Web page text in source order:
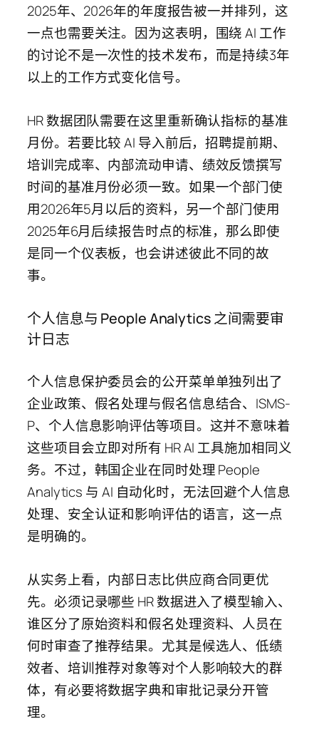
2025年、2026年的年度报告被一并排列，这
一点也需要关注。因为这表明，围绕 AI 工作
的讨论不是一次性的技术发布，而是持续3年
以上的工作方式变化信号。
HR 数据团队需要在这里重新确认指标的基准
月份。若要比较 AI 导入前后，招聘提前期、
培训完成率、内部流动申请、绩效反馈撰写
时间的基准月份必须一致。如果一个部门使
用2026年5月以后的资料，另一个部门使用
2025年6月后续报告时点的标准，那么即使
是同一个仪表板，也会讲述彼此不同的故
事。
个人信息与 People Analytics 之间需要审
计日志
个人信息保护委员会的公开菜单单独列出了
企业政策、假名处理与假名信息结合、ISMS-
P、个人信息影响评估等项目。这并不意味着
这些项目会立即对所有 HR AI 工具施加相同义
务。不过，韩国企业在同时处理 People
Analytics 与 AI 自动化时，无法回避个人信息
处理、安全认证和影响评估的语言，这一点
是明确的。
从实务上看，内部日志比供应商合同更优
先。必须记录哪些 HR 数据进入了模型输入、
谁区分了原始资料和假名处理资料、人员在
何时审查了推荐结果。尤其是候选人、低绩
效者、培训推荐对象等对个人影响较大的群
体，有必要将数据字典和审批记录分开管
理。